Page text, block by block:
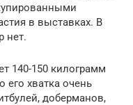
в выставках. В
нет.
140-150 килограмм
его хватка очень
доберманов,